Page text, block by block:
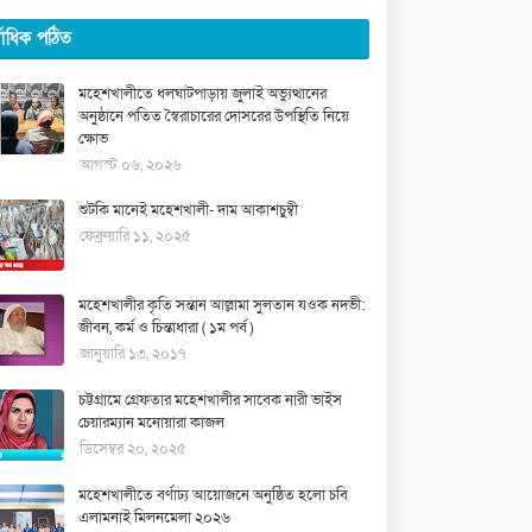
পঠিত
মহেশখালীতে ধলঘাটপাড়ায় জুলাই অভ্যুত্থানের
অনুষ্ঠানে পতিত স্বৈরাচারের দোসরের উপস্থিতি নিয়ে
ক্ষোভ
আগস্ট ০৬, ২০২৬
শুটকি মানেই মহেশখালী- দাম আকাশচুম্বী
ফেব্রুয়ারি ১১, ২০২৫
মহেশখালীর কৃতি সন্তান আল্লামা সুলতান যওক নদভী:
জীবন, কর্ম ও চিন্তাধারা ( ১ম পর্ব )
জানুয়ারি ১৩, ২০১৭
চট্টগ্রামে গ্রেফতার মহেশখালীর সাবেক নারী ভাইস
চেয়ারম্যান মনোয়ারা কাজল
ডিসেম্বর ২০, ২০২৫
মহেশখালীতে বর্ণাঢ্য আয়োজনে অনুষ্ঠিত হলো চবি
এলামনাই মিলনমেলা ২০২৬